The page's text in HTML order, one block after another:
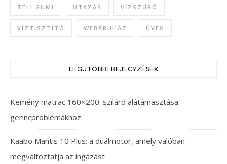
TÉLI GUMI UTAZÁS VÍZSZŰRŐ
VÍZTISZTÍTÓ WEBÁRUHÁZ ÜVEG
LEGUTÓBBI BEJEGYZÉSEK
Kemény matrac 160×200: szilárd alátámasztása
gerincproblémákhoz
Kaabo Mantis 10 Plus: a duálmotor, amely valóban
megváltoztatja az ingázást